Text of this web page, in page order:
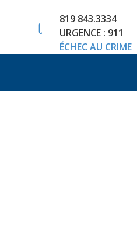
819 843.3334
URGENCE : 911
ÉCHEC AU CRIME